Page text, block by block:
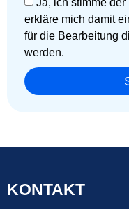
erkläre mich damit
für die Bearbeitung
werden.
KONTAKT